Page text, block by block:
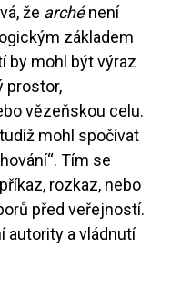
že archénení
základem
by mohl být výraz
prostor,
vězeňskou celu.
mohl spočívat
Tím se
rozkaz, nebo
před veřejností.
autority a vládnutí